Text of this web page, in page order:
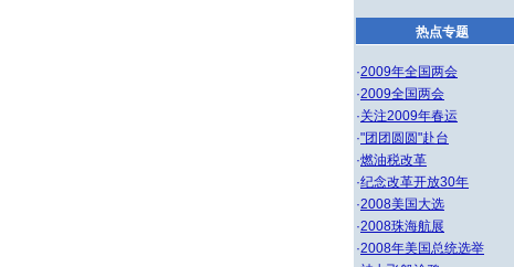
热点专题
·2009年全国两会
·2009全国两会
·关注2009年春运
·"团团圆圆"赴台
·燃油税改革
·纪念改革开放30年
·2008美国大选
·2008珠海航展
·2008年美国总统选举